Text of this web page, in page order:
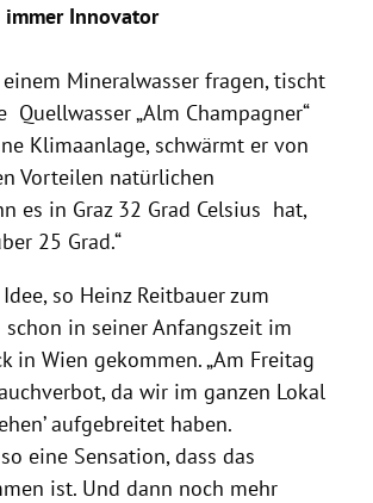
immer Innovator
einem Mineralwasser fragen, tischt
Quellwasser „Alm Champagner“
Klimaanlage, schwärmt er von
Vorteilen natürlichen
es in Graz32 Grad Celsius hat,
25 Grad.“
so Heinz Reitbauerzum
in seiner Anfangszeit im
in Wien gekommen. „Am Freitag
da wir im ganzen Lokal
aufgebreitet haben.
eine Sensation, dass das
ist. Und dann noch mehr